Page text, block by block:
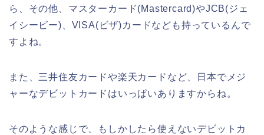
ら、その他、マスターカード(Mastercard)やJCB(ジェ
イシービー)、VISA(ビザ)カードなども持っているんで
すよね。
また、三井住友カードや楽天カードなど、日本でメジ
ャーなデビットカードはいっぱいありますからね。
そのような感じで、もしかしたら使えないデビットカ